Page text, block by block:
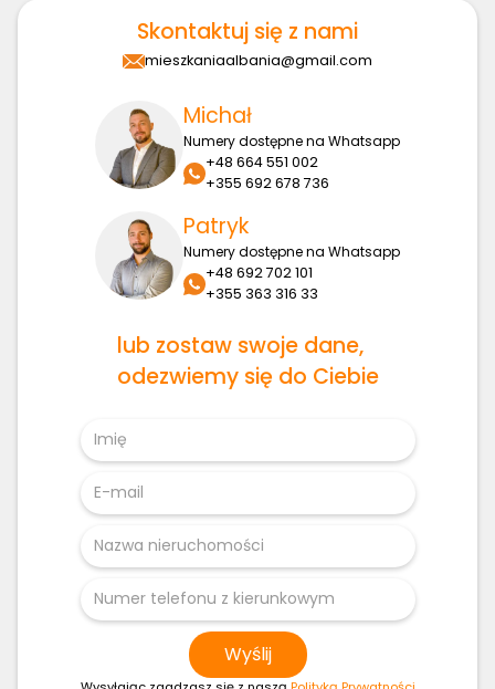
Skontaktuj się z nami
mieszkaniaalbania@gmail.com
Michał
Numery dostępne na Whatsapp
+48 664 551 002
+355 692 678 736
Patryk
Numery dostępne na Whatsapp
+48 692 702 101
+355 363 316 33
lub zostaw swoje dane,
odezwiemy się do Ciebie